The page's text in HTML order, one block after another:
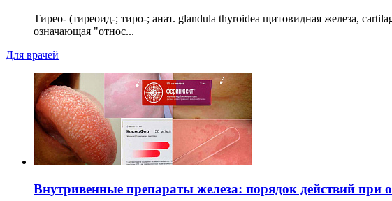
Тирео- (тиреоид-; тиро-; анат. glandula thyroidea щитовидная железа,
означающая "относ...
Для врачей
Внутривенные препараты железа: порядок действий